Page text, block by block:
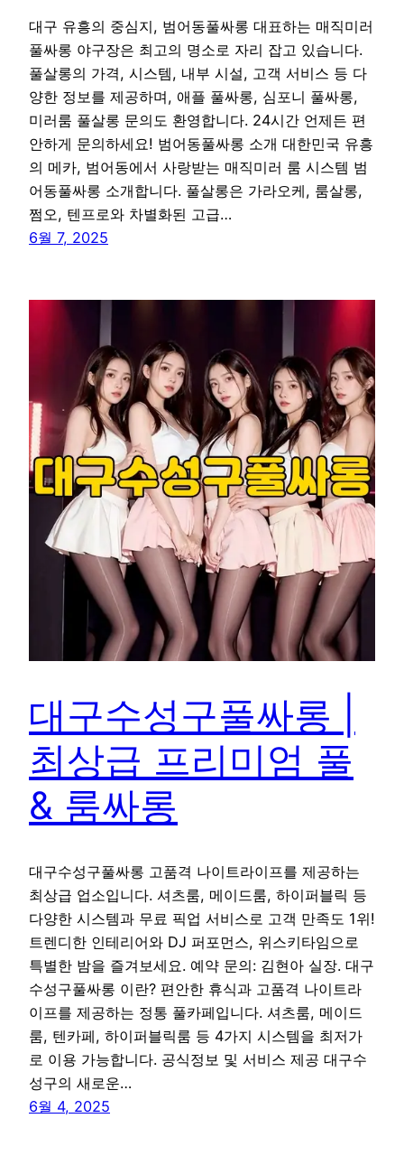
대구 유흥의 중심지, 범어동풀싸롱 대표하는 매직미러
풀싸롱 야구장은 최고의 명소로 자리 잡고 있습니다.
풀살롱의 가격, 시스템, 내부 시설, 고객 서비스 등 다
양한 정보를 제공하며, 애플 풀싸롱, 심포니 풀싸롱,
미러룸 풀살롱 문의도 환영합니다. 24시간 언제든 편
안하게 문의하세요! 범어동풀싸롱 소개 대한민국 유흥
의 메카, 범어동에서 사랑받는 매직미러 룸 시스템 범
어동풀싸롱 소개합니다. 풀살롱은 가라오케, 룸살롱,
쩜오, 텐프로와 차별화된 고급…
6월 7, 2025
대구수성구풀싸롱 |
최상급 프리미엄 풀
& 룸싸롱
대구수성구풀싸롱 고품격 나이트라이프를 제공하는
최상급 업소입니다. 셔츠룸, 메이드룸, 하이퍼블릭 등
다양한 시스템과 무료 픽업 서비스로 고객 만족도 1위!
트렌디한 인테리어와 DJ 퍼포먼스, 위스키타임으로
특별한 밤을 즐겨보세요. 예약 문의: 김현아 실장. 대구
수성구풀싸롱 이란? 편안한 휴식과 고품격 나이트라
이프를 제공하는 정통 풀카페입니다. 셔츠룸, 메이드
룸, 텐카페, 하이퍼블릭룸 등 4가지 시스템을 최저가
로 이용 가능합니다. 공식정보 및 서비스 제공 대구수
성구의 새로운…
6월 4, 2025